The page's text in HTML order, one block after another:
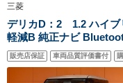
三菱
デリカD：2 1.2 ハイ
軽減B 純正ナビ
ア クルーズコントロー
ー プッシュスタート ア
イール フォグライト
販売店保証 車両品質評価書付